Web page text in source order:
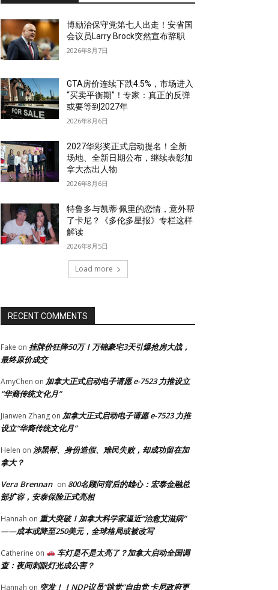
博励治保守党第七人出走！安省国
会议员Larry Brock突然宣布辞职
2026年8月7日
GTA房价连续下跌4.5%，市场进入
“买卖平衡期”！专家：真正的反弹
或要等到2027年
2026年8月6日
2027华彩奖正式启动提名！全新
场地、全新日期公布，继续表彰加
拿大杰出人物
2026年8月6日
特鲁多与凯蒂·佩里的恋情，意外帮
了卡尼？《多伦多星报》专栏这样
解读
2026年8月5日
Load more
RECENT COMMENTS
Fake on 挂牌价狂降50万！万锦豪宅3天引爆抢房大战，
最终原价成交
AmyChen on 加拿大正式启动电子请愿 e-7523 力推设立
“华裔传统文化月”
Jianwen Zhang on 加拿大正式启动电子请愿 e-7523 力推
设立“华裔传统文化月”
Helen on 涉黑帮、身份造假、难民失败，却成功留在加
拿大？
Vera Brennan on 800名顾问背后的雄心：宏泰金融总
部扩容，安泰保险正式亮相
Hannah on 重大突破！加拿大科学家逼近“治愈艾滋病”
——成本或降至250美元，全球格局或被改写
Catherine on
车灯是不是太亮了？加拿大启动全国调
查：夜间刺眼灯光成公害？
Hannah on 突发！！NDP议员“跳党”自由党 卡尼政府更